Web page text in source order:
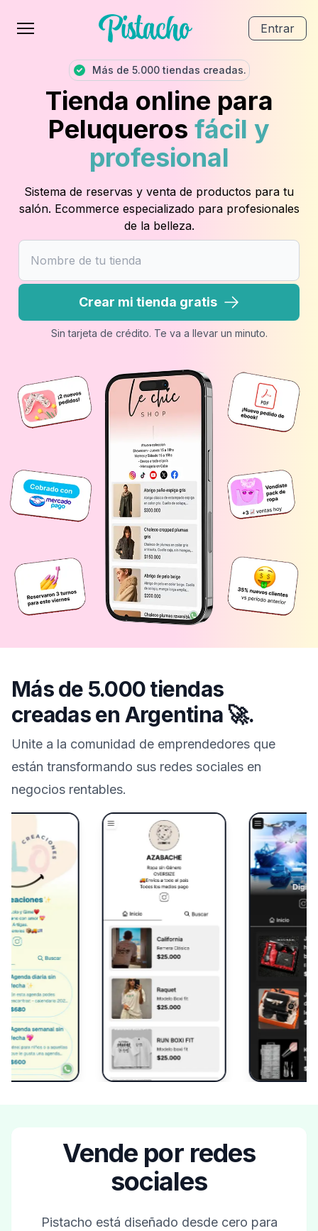
Entrar
Más de 5.000 tiendas creadas.
Tienda online para
Peluqueros fácil y
profesional
Sistema de reservas y venta de productos para tu
salón. Ecommerce especializado para profesionales
de la belleza.
Crear mi tienda gratis
Sin tarjeta de crédito. Te va a llevar un minuto.
Más de 5.000 tiendas
creadas en Argentina🚀.
Unite a la comunidad de emprendedores que
están transformando sus redes sociales en
negocios rentables.
Vende por redes
sociales
Pistacho está diseñado desde cero para